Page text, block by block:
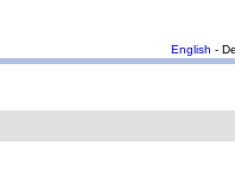
English -